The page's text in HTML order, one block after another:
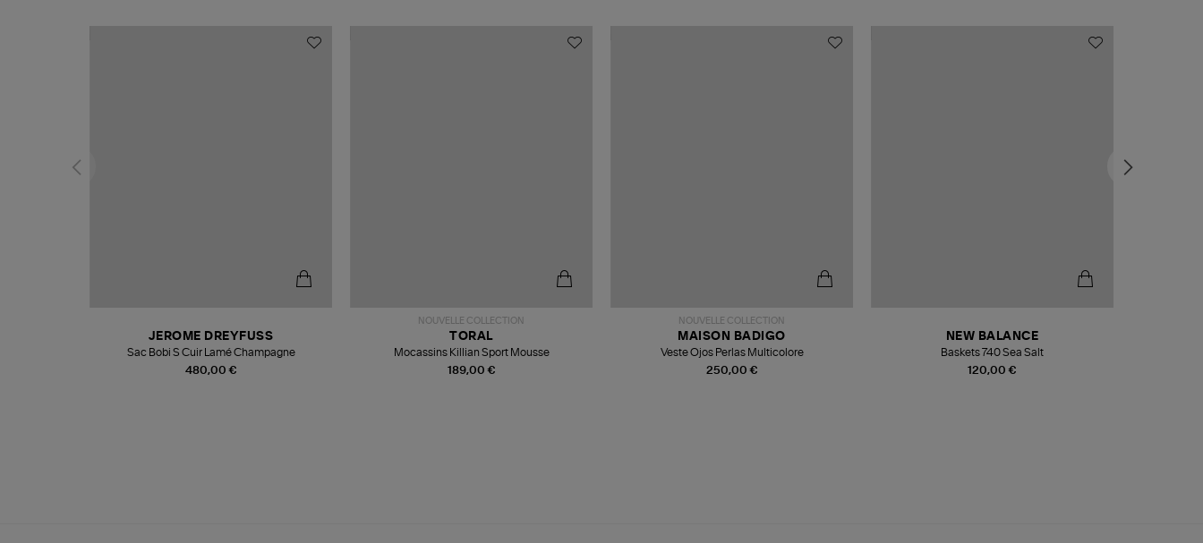
480,00 €
JEROME DREYFUSS
Sac Bobi S Cuir Lamé Champagne
NOUVELLE COLLECTION
189,00 €
TORAL
Mocassins Killian Sport Mousse
NOUVELLE COLLECTION
250,00 €
MAISON BADIGO
Veste Ojos Perlas Multicolore
120,00 €
NEW BALANCE
Baskets 740 Sea Salt